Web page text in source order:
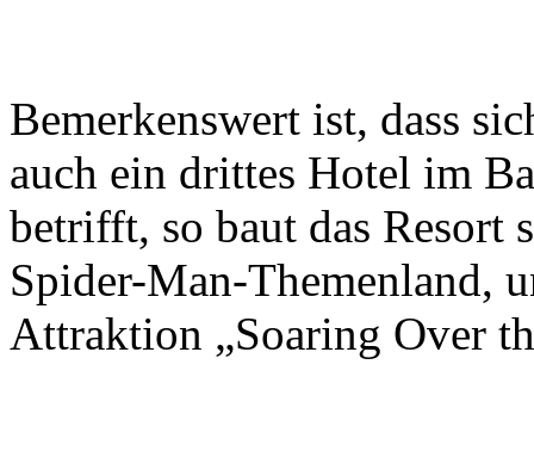
Bemerkenswert ist, dass
auch ein drittes Hotel im
betrifft, so baut das Resort
Spider-Man-Themenland,
Attraktion „Soaring Over